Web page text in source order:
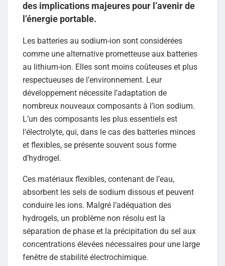
des implications majeures pour l’avenir de
l’énergie portable.
Les batteries au sodium-ion sont considérées
comme une alternative prometteuse aux batteries
au lithium-ion. Elles sont moins coûteuses et plus
respectueuses de l’environnement. Leur
développement nécessite l’adaptation de
nombreux nouveaux composants à l’ion sodium.
L’un des composants les plus essentiels est
l’électrolyte, qui, dans le cas des batteries minces
et flexibles, se présente souvent sous forme
d’hydrogel.
Ces matériaux flexibles, contenant de l’eau,
absorbent les sels de sodium dissous et peuvent
conduire les ions. Malgré l’adéquation des
hydrogels, un problème non résolu est la
séparation de phase et la précipitation du sel aux
concentrations élevées nécessaires pour une large
fenêtre de stabilité électrochimique.